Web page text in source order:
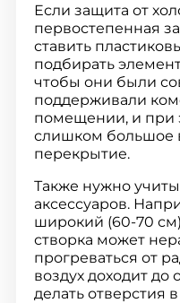
Если защита от
первостепенная
ставить
подбирать
чтобы они были
поддерживали
помещении, и при
слишком большое
перекрытие.
Также нужно
аксессуаров.
широкий (60-70
створка может
прогреваться от
воздух доходит до
делать отверстия